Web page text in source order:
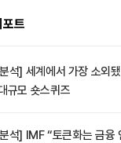
포트
석] 세계에서 가장 소외
규모 숏스퀴즈
석] IMF “토큰화는 금융